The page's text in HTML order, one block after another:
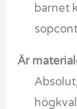
barnet
Är